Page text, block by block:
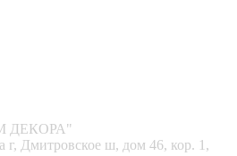
ДЕКОРА"
Дмитровское ш, дом 46, кор. 1,